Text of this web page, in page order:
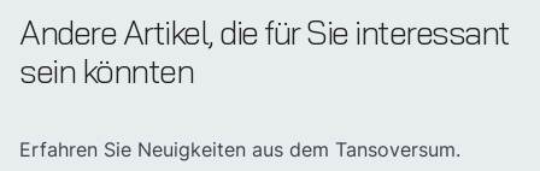
Andere Artikel, die für Sie interessant
sein könnten
Erfahren Sie Neuigkeiten aus dem Tansoversum.